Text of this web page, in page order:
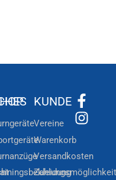
KUNDE
Vereine
Warenkorb
Versandkosten